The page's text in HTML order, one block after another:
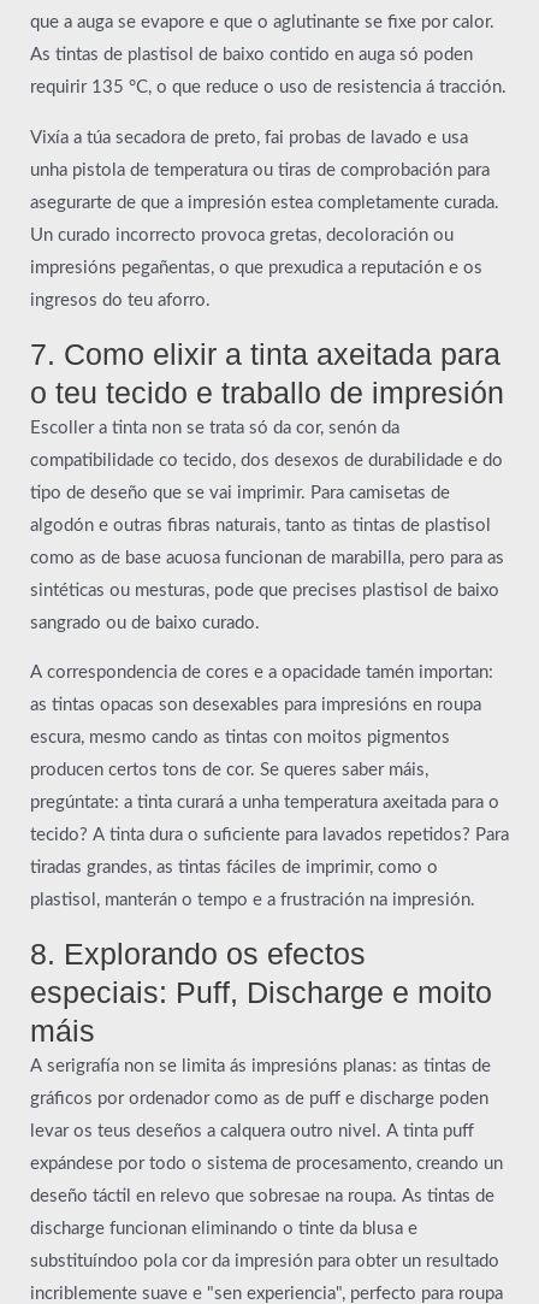
que a auga se evapore e que o aglutinante se fixe por calor.
As tintas de plastisol de baixo contido en auga só poden
requirir 135 °C, o que reduce o uso de resistencia á tracción.
Vixía a túa secadora de preto, fai probas de lavado e usa
unha pistola de temperatura ou tiras de comprobación para
asegurarte de que a impresión estea completamente curada.
Un curado incorrecto provoca gretas, decoloración ou
impresións pegañentas, o que prexudica a reputación e os
ingresos do teu aforro.
7. Como elixir a tinta axeitada para
o teu tecido e traballo de impresión
Escoller a tinta non se trata só da cor, senón da
compatibilidade co tecido, dos desexos de durabilidade e do
tipo de deseño que se vai imprimir. Para camisetas de
algodón e outras fibras naturais, tanto as tintas de plastisol
como as de base acuosa funcionan de marabilla, pero para as
sintéticas ou mesturas, pode que precises plastisol de baixo
sangrado ou de baixo curado.
A correspondencia de cores e a opacidade tamén importan:
as tintas opacas son desexables para impresións en roupa
escura, mesmo cando as tintas con moitos pigmentos
producen certos tons de cor. Se queres saber máis,
pregúntate: a tinta curará a unha temperatura axeitada para o
tecido? A tinta dura o suficiente para lavados repetidos? Para
tiradas grandes, as tintas fáciles de imprimir, como o
plastisol, manterán o tempo e a frustración na impresión.
8. Explorando os efectos
especiais: Puff, Discharge e moito
máis
A serigrafía non se limita ás impresións planas: as tintas de
gráficos por ordenador como as de puff e discharge poden
levar os teus deseños a calquera outro nivel. A tinta puff
expándese por todo o sistema de procesamento, creando un
deseño táctil en relevo que sobresae na roupa. As tintas de
discharge funcionan eliminando o tinte da blusa e
substituíndoo pola cor da impresión para obter un resultado
incriblemente suave e "sen experiencia", perfecto para roupa